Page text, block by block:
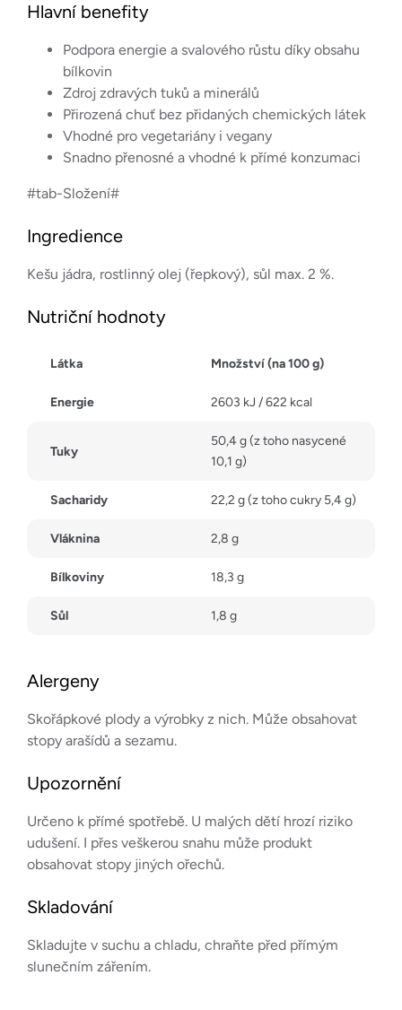
Hlavní benefity
Podpora energie a svalového růstu díky obsahu
bílkovin
Zdroj zdravých tuků a minerálů
Přirozená chuť bez přidaných chemických látek
Vhodné pro vegetariány i vegany
Snadno přenosné a vhodné k přímé konzumaci
#tab-Složení#
Ingredience
Kešu jádra, rostlinný olej (řepkový), sůl max. 2 %.
Nutriční hodnoty
Látka Množství (na 100 g)
Energie 2603 kJ / 622 kcal
Tuky
50,4 g (z toho nasycené
10,1 g)
Sacharidy 22,2 g (z toho cukry 5,4 g)
Vláknina 2,8 g
Bílkoviny 18,3 g
Sůl 1,8 g
Alergeny
Skořápkové plody a výrobky z nich. Může obsahovat
stopy arašídů a sezamu.
Upozornění
Určeno k přímé spotřebě. U malých dětí hrozí riziko
udušení. I přes veškerou snahu může produkt
obsahovat stopy jiných ořechů.
Skladování
Skladujte v suchu a chladu, chraňte před přímým
slunečním zářením.